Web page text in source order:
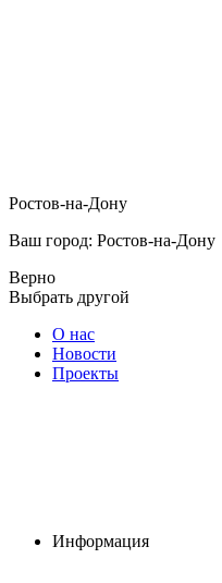
Ростов-на-Дону
Ваш город: Ростов-на-Дону
Верно
Выбрать другой
О нас
Новости
Проекты
Информация